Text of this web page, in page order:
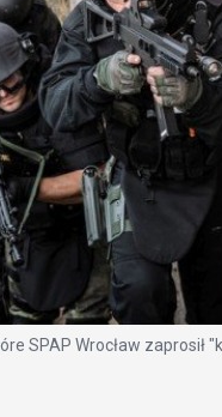
SPAP Wrocław zaprosił